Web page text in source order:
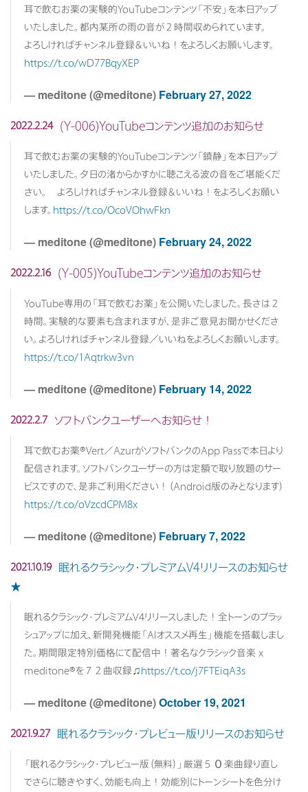
耳で飲むお薬の実験的YouTubeコンテンツ「不安」を本日アップ
いたしました。都内某所の雨の音が２時間収められています。
よろしければチャンネル登録＆いいね！をよろしくお願いします。
https://t.co/wD77BqyXEP
— meditone (@meditone) February 27, 2022
2022.2.24 (Y-006)YouTubeコンテンツ追加のお知らせ
耳で飲むお薬の実験的YouTubeコンテンツ「鎮静」を本日アップ
いたしました。夕日の渚からかすかに聴こえる波の音をご堪能くだ
さい。 よろしければチャンネル登録＆いいね！をよろしくお願い
します。 https://t.co/OcoVOhwFkn
— meditone (@meditone) February 24, 2022
2022.2.16 (Y-005)YouTubeコンテンツ追加のお知らせ
YouTube専用の「耳で飲むお薬」を公開いたしました。長さは２
時間。実験的な要素も含まれますが、是非ご意見お聞かせくださ
い。よろしければチャンネル登録／いいねをよろしくお願いします。
https://t.co/1Aqtrkw3vn
— meditone (@meditone) February 14, 2022
2022.2.7 ソフトバンクユーザーへお知らせ！
耳で飲むお薬®Vert／AzurがソフトバンクのApp Passで本日より
配信されます。ソフトバンクユーザーの方は定額で取り放題のサー
ビスですので、是非ご利用ください！（Android版のみとなります）
https://t.co/oVzcdCPM8x
— meditone (@meditone) February 7, 2022
2021.10.19
眠れるクラシック・プレミアムV4リリースのお知らせ
★
眠れるクラシック・プレミアムV4リリースしました！全トーンのブラッ
シュアップに加え、新開発機能「AIオススメ再生」機能を搭載しまし
た。期間限定特別価格にて配信中！著名なクラシック音楽 x
meditone®を７２曲収録♫https://t.co/j7FTEiqA3s
— meditone (@meditone)October 19, 2021
2021.9.27 眠れるクラシック・プレビュー版リリースのお知らせ
「眠れるクラシック・プレビュー版（無料）」厳選５０楽曲録り直し
でさらに聴きやすく、効能も向上！効能別にトーンシートを色分け